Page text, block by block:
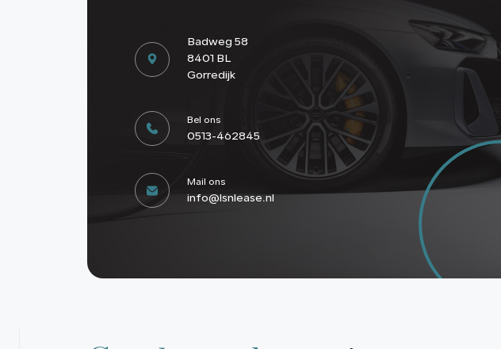
Badweg 58
8401 BL
Gorredijk
Bel ons
0513-462845
Mail ons
info@lsnlease.nl